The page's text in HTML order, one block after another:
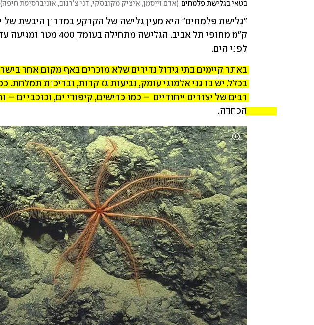
בטאי בגלישת פלמחים (אדם וייסמן, איציק מקובסקי, דני צ'רנוב, אוניברסיטת חיפה)
לפני הים.
הכחדה.